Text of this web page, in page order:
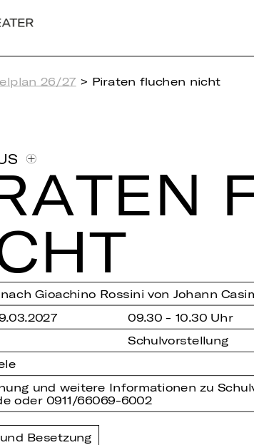
26/27 > Piraten fluchen nicht
Gioachino Rossini von Johann
09.30 - 10.30 Uhr
Schulvorstellung
und weitere Informationen zu
oder 0911/66069-6002
Besetzung